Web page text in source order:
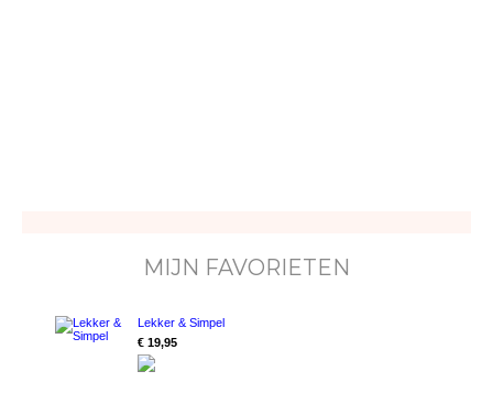
MIJN FAVORIETEN
Lekker & Simpel
€ 19,95